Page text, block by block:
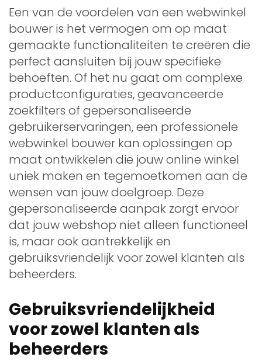
Een van de voordelen van een webwinkel
bouwer is het vermogen om op maat
gemaakte functionaliteiten te creëren die
perfect aansluiten bij jouw specifieke
behoeften. Of het nu gaat om complexe
productconfiguraties, geavanceerde
zoekfilters of gepersonaliseerde
gebruikerservaringen, een professionele
webwinkel bouwer kan oplossingen op
maat ontwikkelen die jouw online winkel
uniek maken en tegemoetkomen aan de
wensen van jouw doelgroep. Deze
gepersonaliseerde aanpak zorgt ervoor
dat jouw webshop niet alleen functioneel
is, maar ook aantrekkelijk en
gebruiksvriendelijk voor zowel klanten als
beheerders.
Gebruiksvriendelijkheid
voor zowel klanten als
beheerders